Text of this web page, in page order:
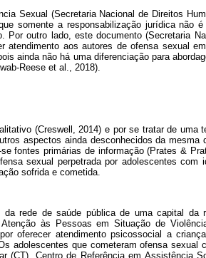
Sexual (Secretaria Nacional de Direitos
somente a responsabilização jurídica não
Por outro lado, este documento (Secretaria
atendimento aos autores de ofensa sexual
ainda não há uma diferenciação para
Reese et al., 2018).
(Creswell, 2014) e por se tratar de uma
aspectos ainda desconhecidos da mesma
fontes primárias de informação (Prates &
sexual perpetrada por adolescentes com
sofrida e cometida.
rede de saúde pública de uma capital da
às Pessoas em Situação de
oferecer atendimento psicossocial a
adolescentes que cometeram ofensa sexual
(CT), Centro de Referência em Assistência